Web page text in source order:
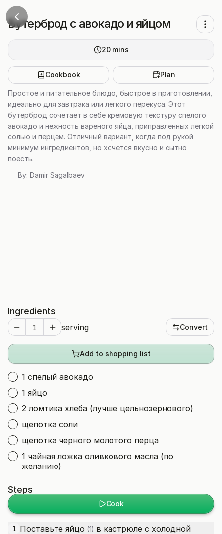
Бутерброд с авокадо и яйцом
20 mins
Cookbook Plan
Простое и питательное блюдо, быстрое в приготовлении,
идеально для завтрака или легкого перекуса. Этот
бутерброд сочетает в себе кремовую текстуру спелого
авокадо и нежность вареного яйца, приправленных легкой
солью и перцем. Отличный вариант, когда под рукой
минимум ингредиентов, но хочется вкусно и сытно
поесть.
By: Damir Sagalbaev
Ingredients
serving Convert
Add to shopping list
1 спелый авокадо
1 яйцо
2 ломтика хлеба (лучше цельнозернового)
щепотка соли
щепотка черного молотого перца
1 чайная ложка оливкового масла (по
желанию)
Steps
Cook
1 Поставьте яйцо (1) в кастрюле с холодной